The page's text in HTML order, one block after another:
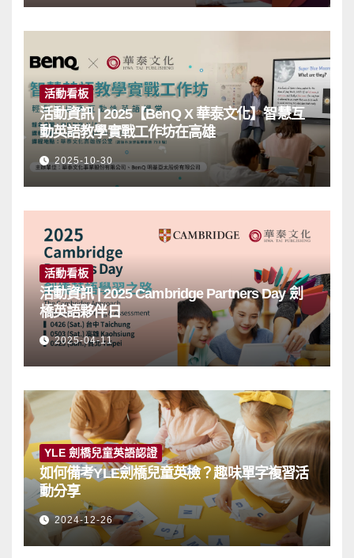
活動看板
活動資訊 | 2025【BenQ X 華泰文化】智慧互
動英語教學實戰工作坊在高雄
2025-10-30
活動看板
活動資訊 | 2025 Cambridge Partners Day 劍
橋英語夥伴日
2025-04-11
YLE 劍橋兒童英語認證
如何備考YLE劍橋兒童英檢？趣味單字複習活
動分享
2024-12-26